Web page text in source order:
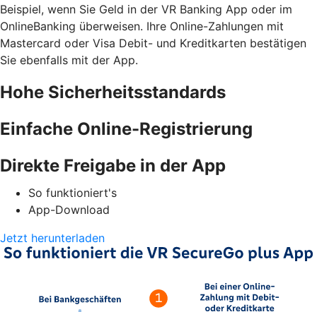
Beispiel, wenn Sie Geld in der VR Banking App oder im
OnlineBanking überweisen. Ihre Online-Zahlungen mit
Mastercard oder Visa Debit- und Kreditkarten bestätigen
Sie ebenfalls mit der App.
Hohe Sicherheitsstandards
Einfache Online-Registrierung
Direkte Freigabe in der App
So funktioniert's
App-Download
Jetzt herunterladen